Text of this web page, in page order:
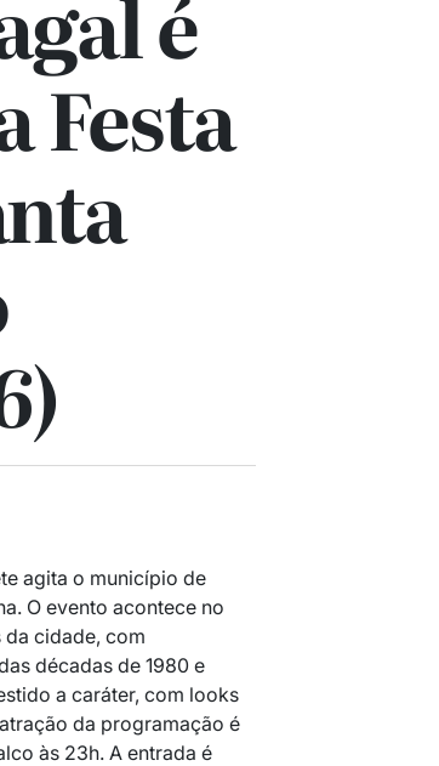
é
Festa
agita o município de
O evento acontece no
da cidade, com
décadas de 1980 e
a caráter, com looks
da programação é
às 23h. A entrada é